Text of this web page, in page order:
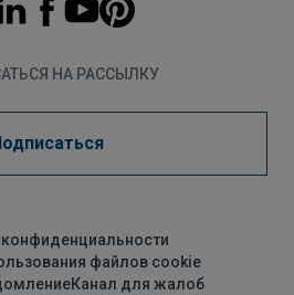
НА РАССЫЛКУ
файлов cookie
Канал для жалоб